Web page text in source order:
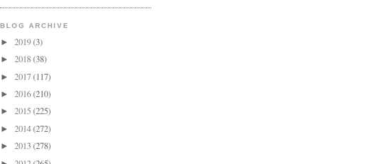
BLOG ARCHIVE
► 2019(3)
► 2018(38)
► 2017(117)
► 2016(210)
► 2015(225)
► 2014(272)
► 2013(278)